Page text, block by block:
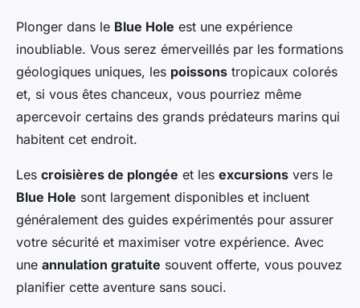
Plonger dans le Blue Hole est une expérience
inoubliable. Vous serez émerveillés par les formations
géologiques uniques, les poissons tropicaux colorés
et, si vous êtes chanceux, vous pourriez même
apercevoir certains des grands prédateurs marins qui
habitent cet endroit.
Les croisières de plongée et les excursions vers le
Blue Hole sont largement disponibles et incluent
généralement des guides expérimentés pour assurer
votre sécurité et maximiser votre expérience. Avec
une annulation gratuite souvent offerte, vous pouvez
planifier cette aventure sans souci.